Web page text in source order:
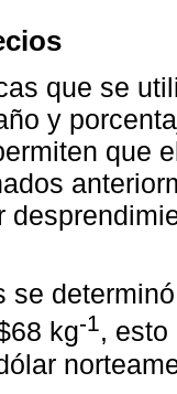
que se
y
que
se
kg-1, esto